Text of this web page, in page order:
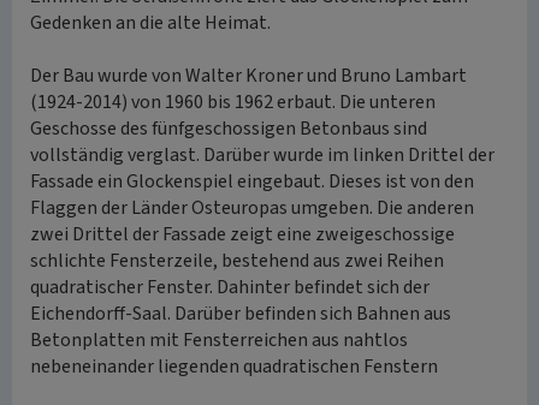
Gedenken an die alte Heimat.
Der Bau wurde von Walter Kroner und Bruno Lambart
(1924-2014) von 1960 bis 1962 erbaut. Die unteren
Geschosse des fünfgeschossigen Betonbaus sind
vollständig verglast. Darüber wurde im linken Drittel der
Fassade ein Glockenspiel eingebaut. Dieses ist von den
Flaggen der Länder Osteuropas umgeben. Die anderen
zwei Drittel der Fassade zeigt eine zweigeschossige
schlichte Fensterzeile, bestehend aus zwei Reihen
quadratischer Fenster. Dahinter befindet sich der
Eichendorff-Saal. Darüber befinden sich Bahnen aus
Betonplatten mit Fensterreichen aus nahtlos
nebeneinander liegenden quadratischen Fenstern